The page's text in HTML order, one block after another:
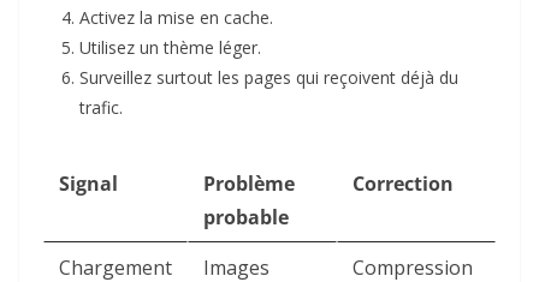
Activez la mise en cache.
Utilisez un thème léger.
Surveillez surtout les pages qui reçoivent déjà du
trafic.
Signal
Problème
probable
Correction
Chargement
Images
Compression